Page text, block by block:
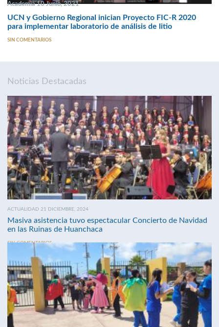
Academia 10 Junio, 2021
UCN y Gobierno Regional inician Proyecto FIC-R 2020
para implementar laboratorio de análisis de litio
SIN COMENTARIOS
Noticias Destacadas
ACTUALIDAD 21 DICIEMBRE, 2024
Masiva asistencia tuvo espectacular Concierto de Navidad
en las Ruinas de Huanchaca
SIN COMENTARIOS